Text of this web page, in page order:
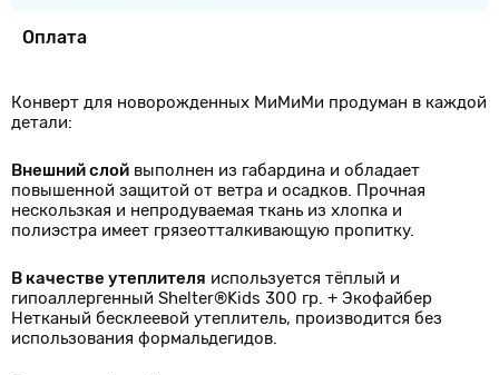
Оплата
Конверт для новорожденных МиМиМи продуман в каждой
детали:
Внешний слой выполнен из габардина и обладает
повышенной защитой от ветра и осадков. Прочная
нескользкая и непродуваемая ткань из хлопка и
полиэстра имеет грязеотталкивающую пропитку.
В качестве утеплителя используется тёплый и
гипоаллергенный Shelter®Kids 300 гр. + Экофайбер
Нетканый бесклеевой утеплитель, производится без
использования формальдегидов.